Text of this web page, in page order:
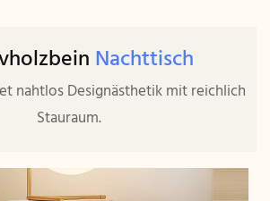
Nachttisch
nahtlos Designästhetik mit reichlich
Stauraum.